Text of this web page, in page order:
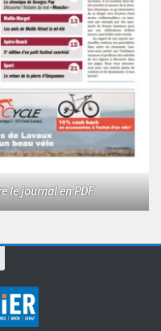
le journal en PDF